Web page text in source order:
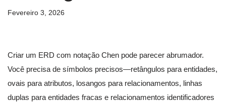
Fevereiro 3, 2026
Criar um ERD com notação Chen pode parecer abrumador.
Você precisa de símbolos precisos—retângulos para entidades,
ovais para atributos, losangos para relacionamentos, linhas
duplas para entidades fracas e relacionamentos identificadores